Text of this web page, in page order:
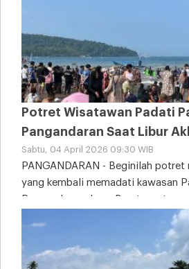
Potret Wisatawan Padati
Pangandaran Saat Libur
Sabtu, 04 April 2026 09:30 WIB
PANGANDARAN - Beginilah
yang kembali memadati kawasan
Pangandaran, Jawa Barat, saat